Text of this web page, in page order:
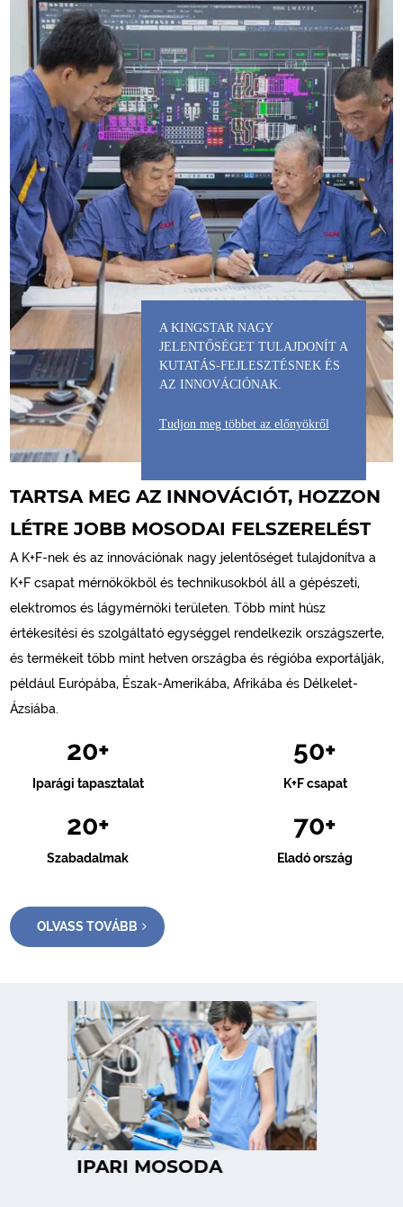
A KINGSTAR NAGY
JELENTŐSÉGET TULAJDONÍT A
KUTATÁS-FEJLESZTÉSNEK ÉS
AZ INNOVÁCIÓNAK.
Tudjon meg többet az előnyökről
TARTSA MEG AZ INNOVÁCIÓT, HOZZON
LÉTRE JOBB MOSODAI FELSZERELÉST
A K+F-nek és az innovációnak nagy jelentőséget tulajdonítva a
K+F csapat mérnökökből és technikusokból áll a gépészeti,
elektromos és lágymérnöki területen. Több mint húsz
értékesítési és szolgáltató egységgel rendelkezik országszerte,
és termékeit több mint hetven országba és régióba exportálják,
például Európába, Észak-Amerikába, Afrikába és Délkelet-
Ázsiába.
20+
Iparági tapasztalat
50+
K+F csapat
20+
Szabadalmak
70+
Eladó ország
OLVASS TOVÁBB
IPARI MOSODA